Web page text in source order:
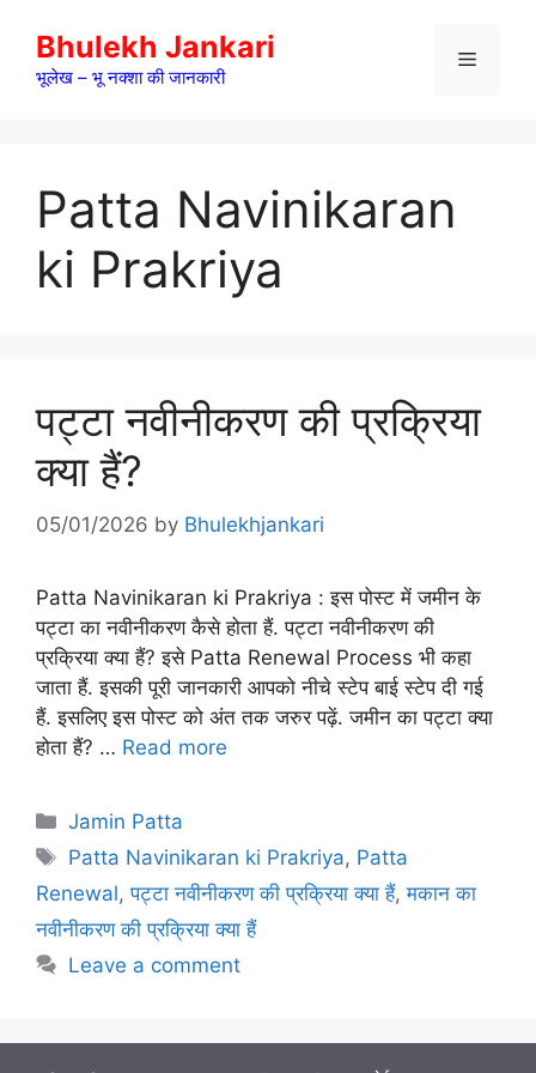
content
Bhulekh Jankari
भूलेख – भू नक्शा की जानकारी
Menu
Patta Navinikaran
ki Prakriya
पट्टा नवीनीकरण की प्रक्रिया
क्या हैं?
05/01/2026 by Bhulekhjankari
Patta Navinikaran ki Prakriya : इस पोस्ट में जमीन के
पट्टा का नवीनीकरण कैसे होता हैं. पट्टा नवीनीकरण की
प्रक्रिया क्या हैं? इसे Patta Renewal Process भी कहा
जाता हैं. इसकी पूरी जानकारी आपको नीचे स्टेप बाई स्टेप दी गई
हैं. इसलिए इस पोस्ट को अंत तक जरुर पढ़ें. जमीन का पट्टा क्या
होता हैं? … Read more
Categories
Jamin Patta
Tags
Patta Navinikaran ki Prakriya, Patta
Renewal,पट्टा नवीनीकरण की प्रक्रिया क्या हैं,मकान का
नवीनीकरण की प्रक्रिया क्या हैं
Leave a comment